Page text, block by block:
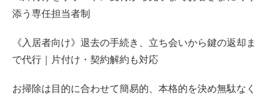
添う専任担当者制
《入居者向け》退去の手続き、立ち会いから鍵の返却ま
で代行｜片付け・契約解約も対応
お掃除は目的に合わせて簡易的、本格的を決め無駄なく